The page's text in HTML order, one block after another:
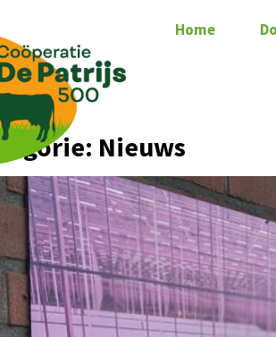
Home
Nieuws